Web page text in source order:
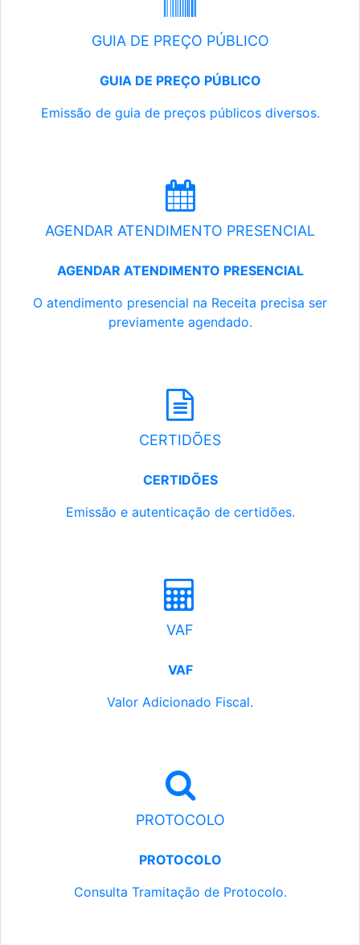
GUIA DE PREÇO PÚBLICO
GUIA DE PREÇO PÚBLICO
Emissão de guia de preços públicos diversos.
AGENDAR ATENDIMENTO PRESENCIAL
AGENDAR ATENDIMENTO PRESENCIAL
O atendimento presencial na Receita precisa ser
previamente agendado.
CERTIDÕES
CERTIDÕES
Emissão e autenticação de certidões.
VAF
VAF
Valor Adicionado Fiscal.
PROTOCOLO
PROTOCOLO
Consulta Tramitação de Protocolo.